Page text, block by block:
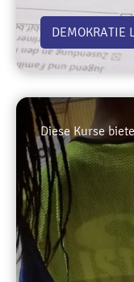
DEMOKRATIE
Diese Kurse